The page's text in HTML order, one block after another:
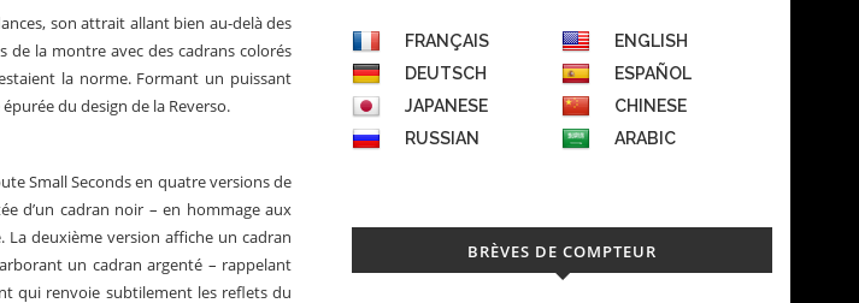
son attrait allant bien au-delà des
de la montre avec des cadrans colorés
la norme. Formant un puissant
du design de la Reverso.
Small Seconds en quatre versions de
d’un cadran noir – en hommage aux
La deuxième version affiche un cadran
un cadran argenté – rappelant
qui renvoie subtilement les reflets du
FRANÇAIS
ENGLISH
DEUTSCH
ESPAÑOL
JAPANESE
CHINESE
RUSSIAN
ARABIC
BRÈVES DE COMPTEUR